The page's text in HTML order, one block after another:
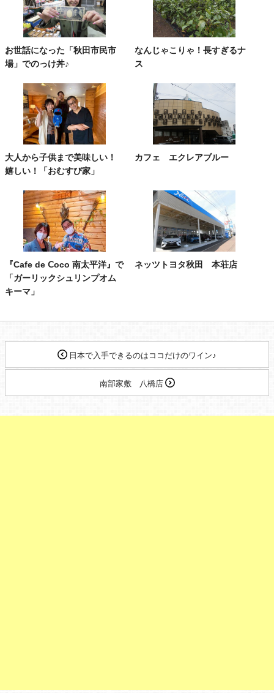
お世話になった「秋田市民市
場」でのっけ丼♪
なんじゃこりゃ！長すぎるナ
ス
大人から子供まで美味しい！
嬉しい！「おむすび家」
カフェ エクレアブルー
『Cafe de Ⅽoco 南太平洋』で
「ガーリックシュリンプオム
キーマ」
ネッツトヨタ秋田 本荘店
日本で入手できるのはココだけのワイン♪
南部家敷 八橋店